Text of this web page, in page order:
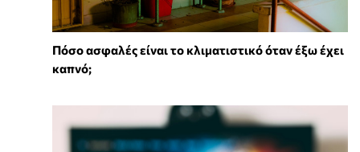
Πόσο ασφαλές είναι το κλιματιστικό όταν έξω έχει
καπνό;